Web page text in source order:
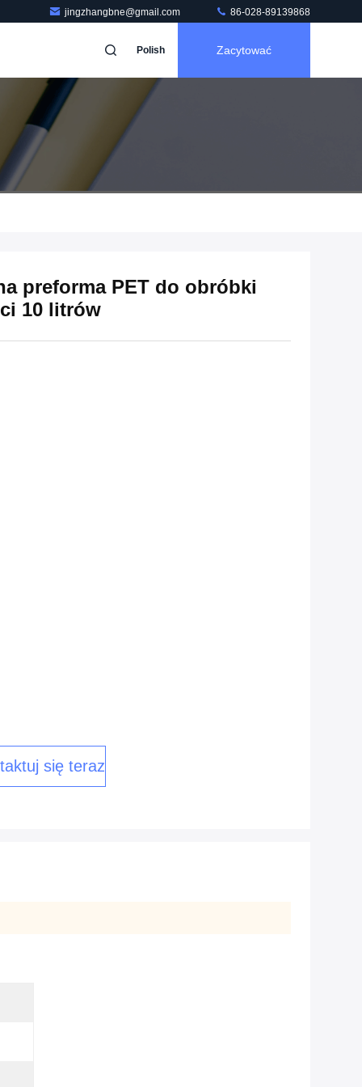
jingzhangbne@gmail.com 86-028-89139868
Polish Zacytować
preforma PET do obróbki
10 litrów
się teraz